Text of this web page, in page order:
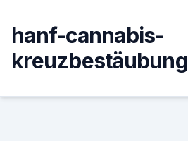
content
hanf-cannabis-
kreuzbestäubung